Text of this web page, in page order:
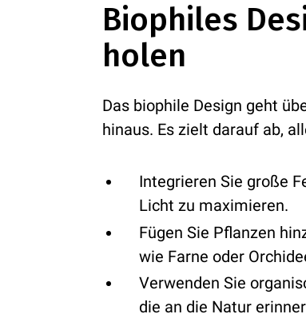
Biophiles
holen
Das biophile Design geht
hinaus. Es zielt darauf ab,
Integrieren Sie große
Licht zu maximieren.
Fügen Sie Pflanzen
wie Farne oder
Verwenden Sie
die an die Natur